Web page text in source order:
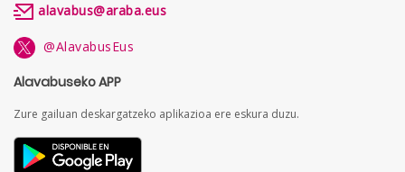
alavabus@araba.eus
@AlavabusEus
Alavabuseko APP
Zure gailuan deskargatzeko aplikazioa ere eskura duzu.